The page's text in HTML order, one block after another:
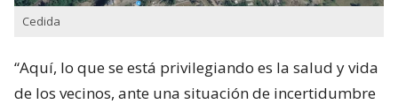
Cedida
“Aquí, lo que se está privilegiando es la salud y vida
de los vecinos, ante una situación de incertidumbre